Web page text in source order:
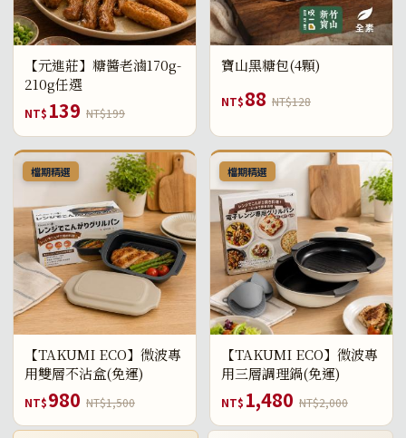
【元進莊】糖醬老滷170g-
210g任選
NT$ 139 NT$199
寶山黑糖包(4顆)
NT$88 NT$128
檔期精選
【TAKUMI ECO】微波專
用雙層不沾盒(免運)
NT$980 NT$1,500
檔期精選
【TAKUMI ECO】微波專
用三層調理鍋(免運)
NT$ 1,480 NT$2,000